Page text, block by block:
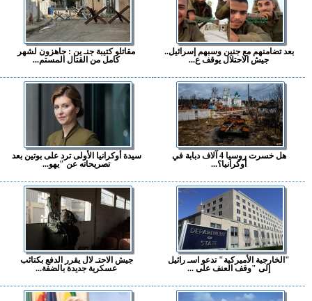
بعد تضامنهم مع جنين وسبهم إسرائيل..
جيش الاحتلال يوقف ع...
مقاتلو كتيبة جنـ ين : جاهزون لشهر
كامل من القتال المستم...
هل خسرت روسيا 4 آلاف دبابة في
أوكرانيا؟...
سيدة أوكرانيا الأولى ترد على بوتين بعد
تصريحاته عن "يهو...
"الخارجية الأميركية" تدعو اسـ رائيل
إلى "وقف العنف على ...
جيش الاحتـ لال يقرر الدفع بكتائب
عسكرية جديدة بالضفة...